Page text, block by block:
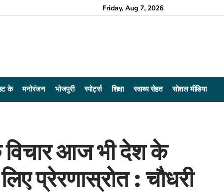
Friday, Aug 7, 2026
के मनोरंजन भोजपुरी स्पोर्ट्स शिक्षा स्वाथ्य सेहत सोशल मीडिया
विचार आज भी देश के
प्रेरणास्रोत : चौधरी